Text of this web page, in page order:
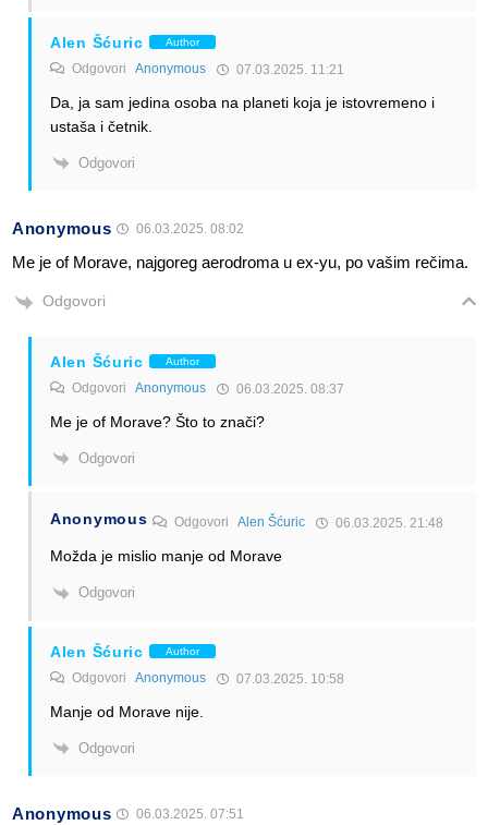
Alen Šćuric Author
Odgovori Anonymous 07.03.2025. 11:21
Da, ja sam jedina osoba na planeti koja je istovremeno i
ustaša i četnik.
Odgovori
Anonymous 06.03.2025. 08:02
Me je of Morave, najgoreg aerodroma u ex-yu, po vašim rečima.
Odgovori
Alen Šćuric Author
Odgovori Anonymous 06.03.2025. 08:37
Me je of Morave? Što to znači?
Odgovori
Anonymous OdgovoriAlen Šćuric 06.03.2025. 21:48
Možda je mislio manje od Morave
Odgovori
Alen Šćuric Author
Odgovori Anonymous 07.03.2025. 10:58
Manje od Morave nije.
Odgovori
Anonymous 06.03.2025. 07:51